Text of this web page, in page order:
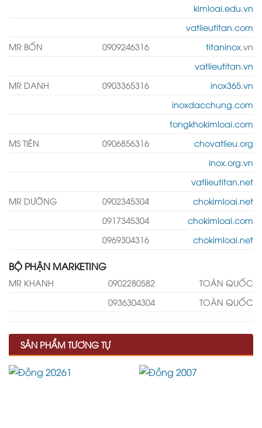
kimloai.edu.vn
vatlieutitan.com
MR BỐN
0909246316 titaninox.vn
vatlieutitan.vn
MR DANH
0903365316
inox365.vn
inoxdacchung.com
tongkhokimloai.com
MS TIÊN
0906856316
chovatlieu.org
inox.org.vn
vatlieutitan.net
MR DƯỠNG
0902345304
chokimloai.net
0917345304
chokimloai.com
0969304316
chokimloai.net
BỘ PHẬN MARKETING
MR KHANH 0902280582
TOÀN QUỐC
0936304304
TOÀN QUỐC
SẢN PHẨM TƯƠNG TỰ